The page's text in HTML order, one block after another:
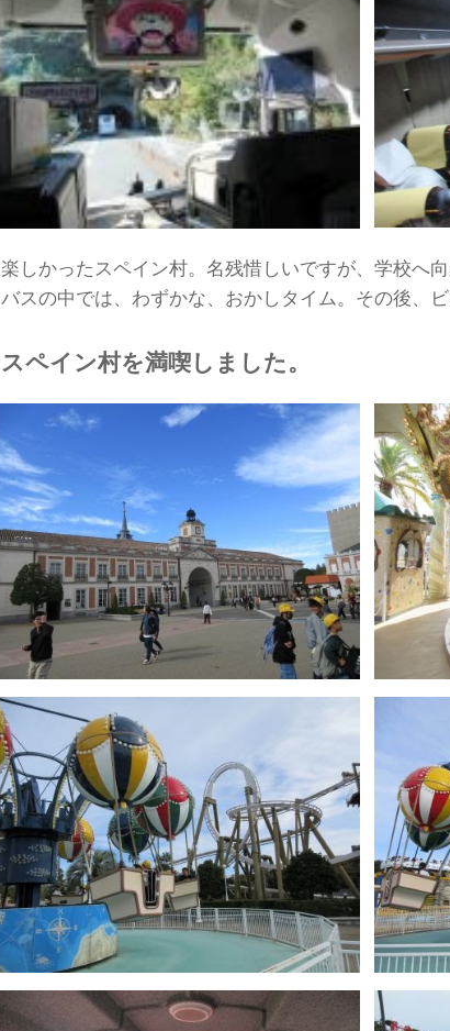
楽しかったスペイン村。名残惜しいですが、学校へ
バスの中では、わずかな、おかしタイム。その後、
スペイン村を満喫しました。